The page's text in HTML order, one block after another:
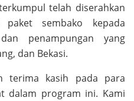
telah diserahkan
sembako kepada
penampungan yang
dan Bekasi.
terima kasih pada para
dalam program ini. Kami